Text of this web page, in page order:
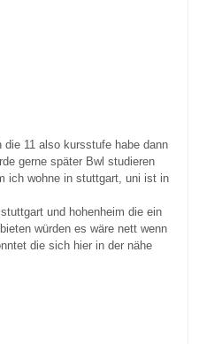
11 also kursstufe habe dann
gerne später Bwl studieren
ich wohne in stuttgart, uni ist in
und hohenheim die ein
würden es wäre nett wenn
die sich hier in der nähe